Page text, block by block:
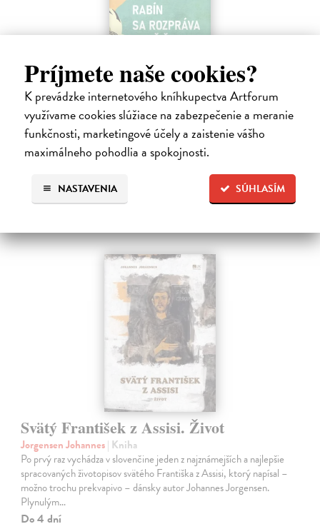
Príjmete naše cookies?
K prevádzke internetového kníhkupectva Artforum
využívame cookies slúžiace na zabezpečenie a meranie
funkčnosti, marketingové účely a zaistenie vášho
maximálneho pohodlia a spokojnosti.
SÚHLASÍM
NASTAVENIA
Rabín sa rozpráva s Ježišom
Neusner Jacob | Kniha
Autor knihy sa v duchu stáva v Galilei poslucháčom Ježišovej Reči na
vrchu. Ako pravoverný rabín sa usiluje pozorne počúvať tohto nového
učiteľa a porovnáva jeho učenie s tým, čo hovorí židovská Tóra.
Na sklade
12,60 €
14,00 € ?
Svätý František z Assisi. Život
Jorgensen Johannes| Kniha
Po prvý raz vychádza v slovenčine jeden z najznámejších a najlepšie
spracovaných životopisov svätého Františka z Assisi, ktorý napísal –
možno trochu prekvapivo – dánsky autor Johannes Jorgensen.
Plynulým…
Do 4 dní